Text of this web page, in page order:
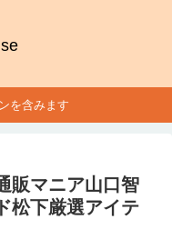
を含みます
販マニア山口智
松下厳選アイテ